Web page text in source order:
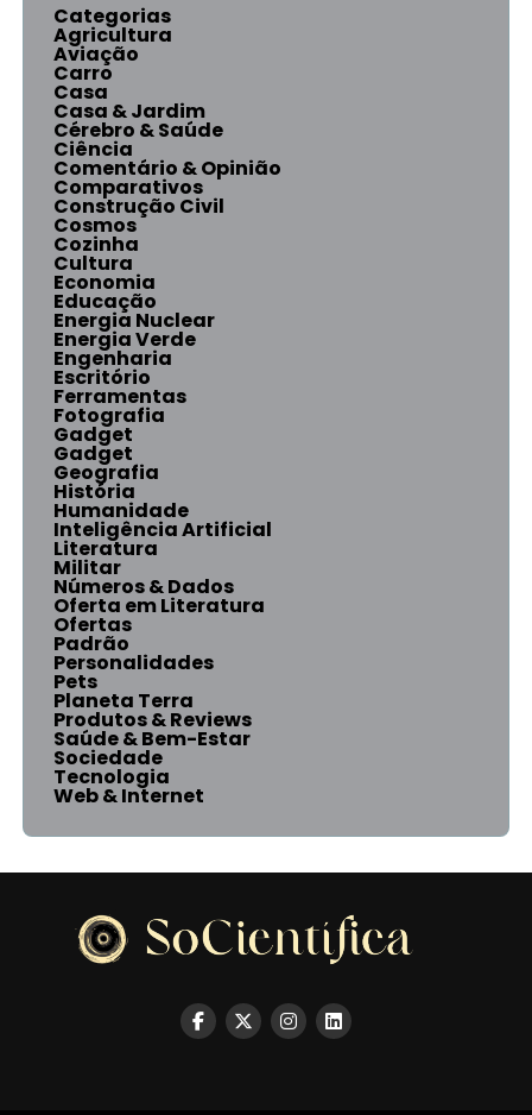
Categorias
Agricultura
Aviação
Carro
Casa
Casa & Jardim
Cérebro & Saúde
Ciência
Comentário & Opinião
Comparativos
Construção Civil
Cosmos
Cozinha
Cultura
Economia
Educação
Energia Nuclear
Energia Verde
Engenharia
Escritório
Ferramentas
Fotografia
Gadget
Gadget
Geografia
História
Humanidade
Inteligência Artificial
Literatura
Militar
Números & Dados
Oferta em Literatura
Ofertas
Padrão
Personalidades
Pets
Planeta Terra
Produtos & Reviews
Saúde & Bem-Estar
Sociedade
Tecnologia
Web & Internet